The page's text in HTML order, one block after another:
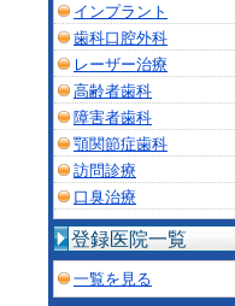
インプラント
歯科口腔外科
レーザー治療
高齢者歯科
障害者歯科
顎関節症歯科
訪問診療
口臭治療
登録医院一覧
一覧を見る